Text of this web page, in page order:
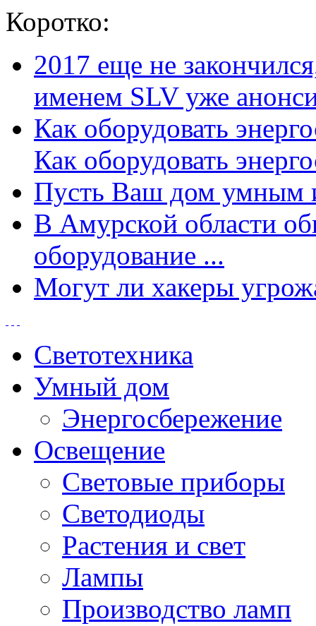
Коротко:
2017 еще не
именем SLV уже
Как оборудовать
Как оборудовать
Пусть Ваш дом умным
В Амурской области
оборудование ...
Могут ли хакеры
Светотехника
Умный дом
Энергосбережение
Освещение
Световые приборы
Светодиоды
Растения и свет
Лампы
Производство ламп